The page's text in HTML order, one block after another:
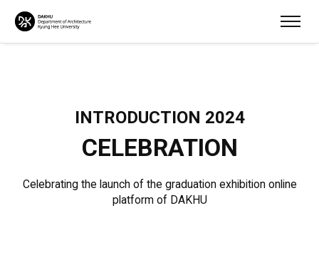
INTRODUCTION 2024
CELEBRATION
Celebrating the launch of the graduation exhibition online
platform of DAKHU